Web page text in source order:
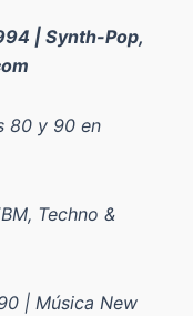
| Synth-Pop,
80 y 90 en
Techno &
| Música New